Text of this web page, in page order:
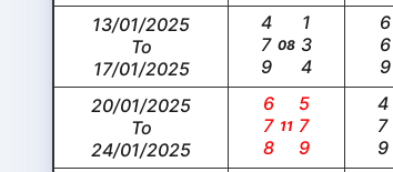
13/01/2025
To
17/01/2025
479 08 134 669
20/01/2025
To
24/01/2025
678 11 579 479